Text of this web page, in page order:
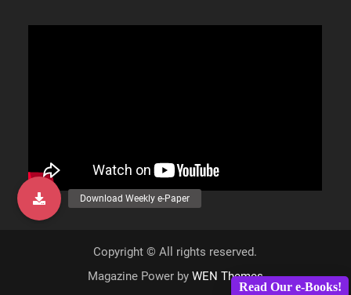
Copyright © All rights reserved.
Magazine Power by WEN Themes
Read Our e-Books!